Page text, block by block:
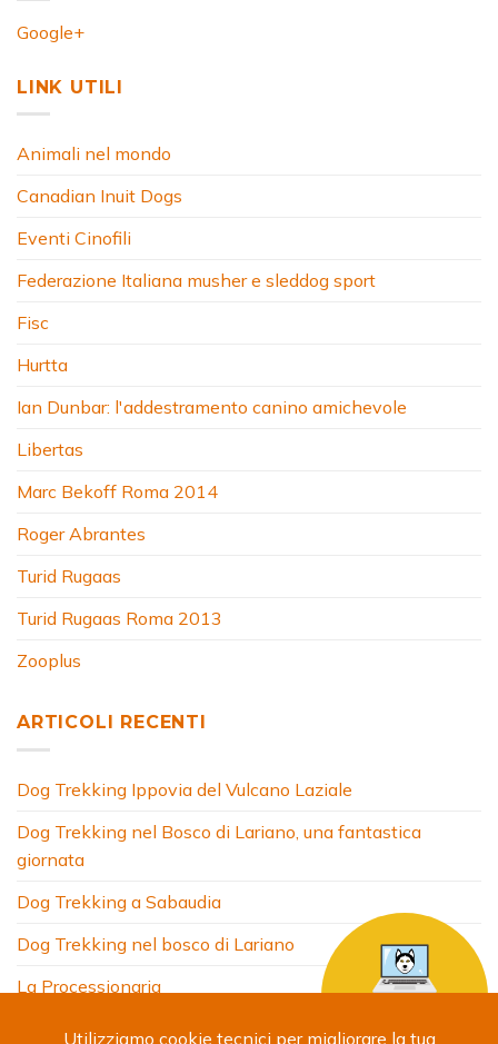
Google+
LINK UTILI
Animali nel mondo
Canadian Inuit Dogs
Eventi Cinofili
Federazione Italiana musher e sleddog sport
Fisc
Hurtta
Ian Dunbar: l'addestramento canino amichevole
Libertas
Marc Bekoff Roma 2014
Roger Abrantes
Turid Rugaas
Turid Rugaas Roma 2013
Zooplus
ARTICOLI RECENTI
Dog Trekking Ippovia del Vulcano Laziale
Dog Trekking nel Bosco di Lariano, una fantastica
giornata
Dog Trekking a Sabaudia
Dog Trekking nel bosco di Lariano
La Processionaria